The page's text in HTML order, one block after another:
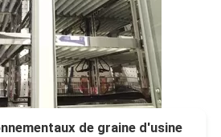
de graine d'usine